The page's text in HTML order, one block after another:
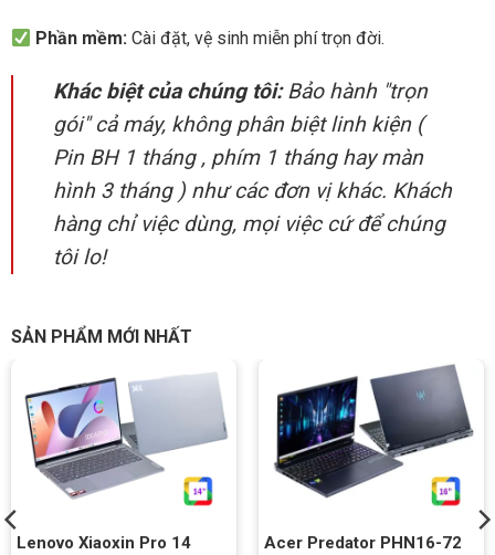
Phần mềm: Cài đặt, vệ sinh miễn phí trọn đời.
Khác biệt của chúng tôi:Bảo hành "trọn
gói" cả máy, không phân biệt linh kiện (
Pin BH 1 tháng , phím 1 tháng hay màn
hình 3 tháng ) như các đơn vị khác. Khách
hàng chỉ việc dùng, mọi việc cứ để chúng
tôi lo!
SẢN PHẨM MỚI NHẤT
Lenovo Xiaoxin Pro 14 Acer Predator PHN16-72